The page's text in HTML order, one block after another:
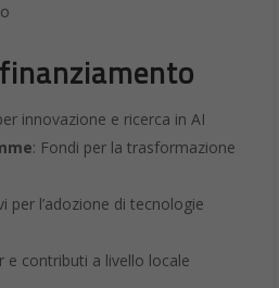
innovazione e ricerca in AI
: Fondi per la trasformazione
per l’adozione di tecnologie
e contributi a livello locale